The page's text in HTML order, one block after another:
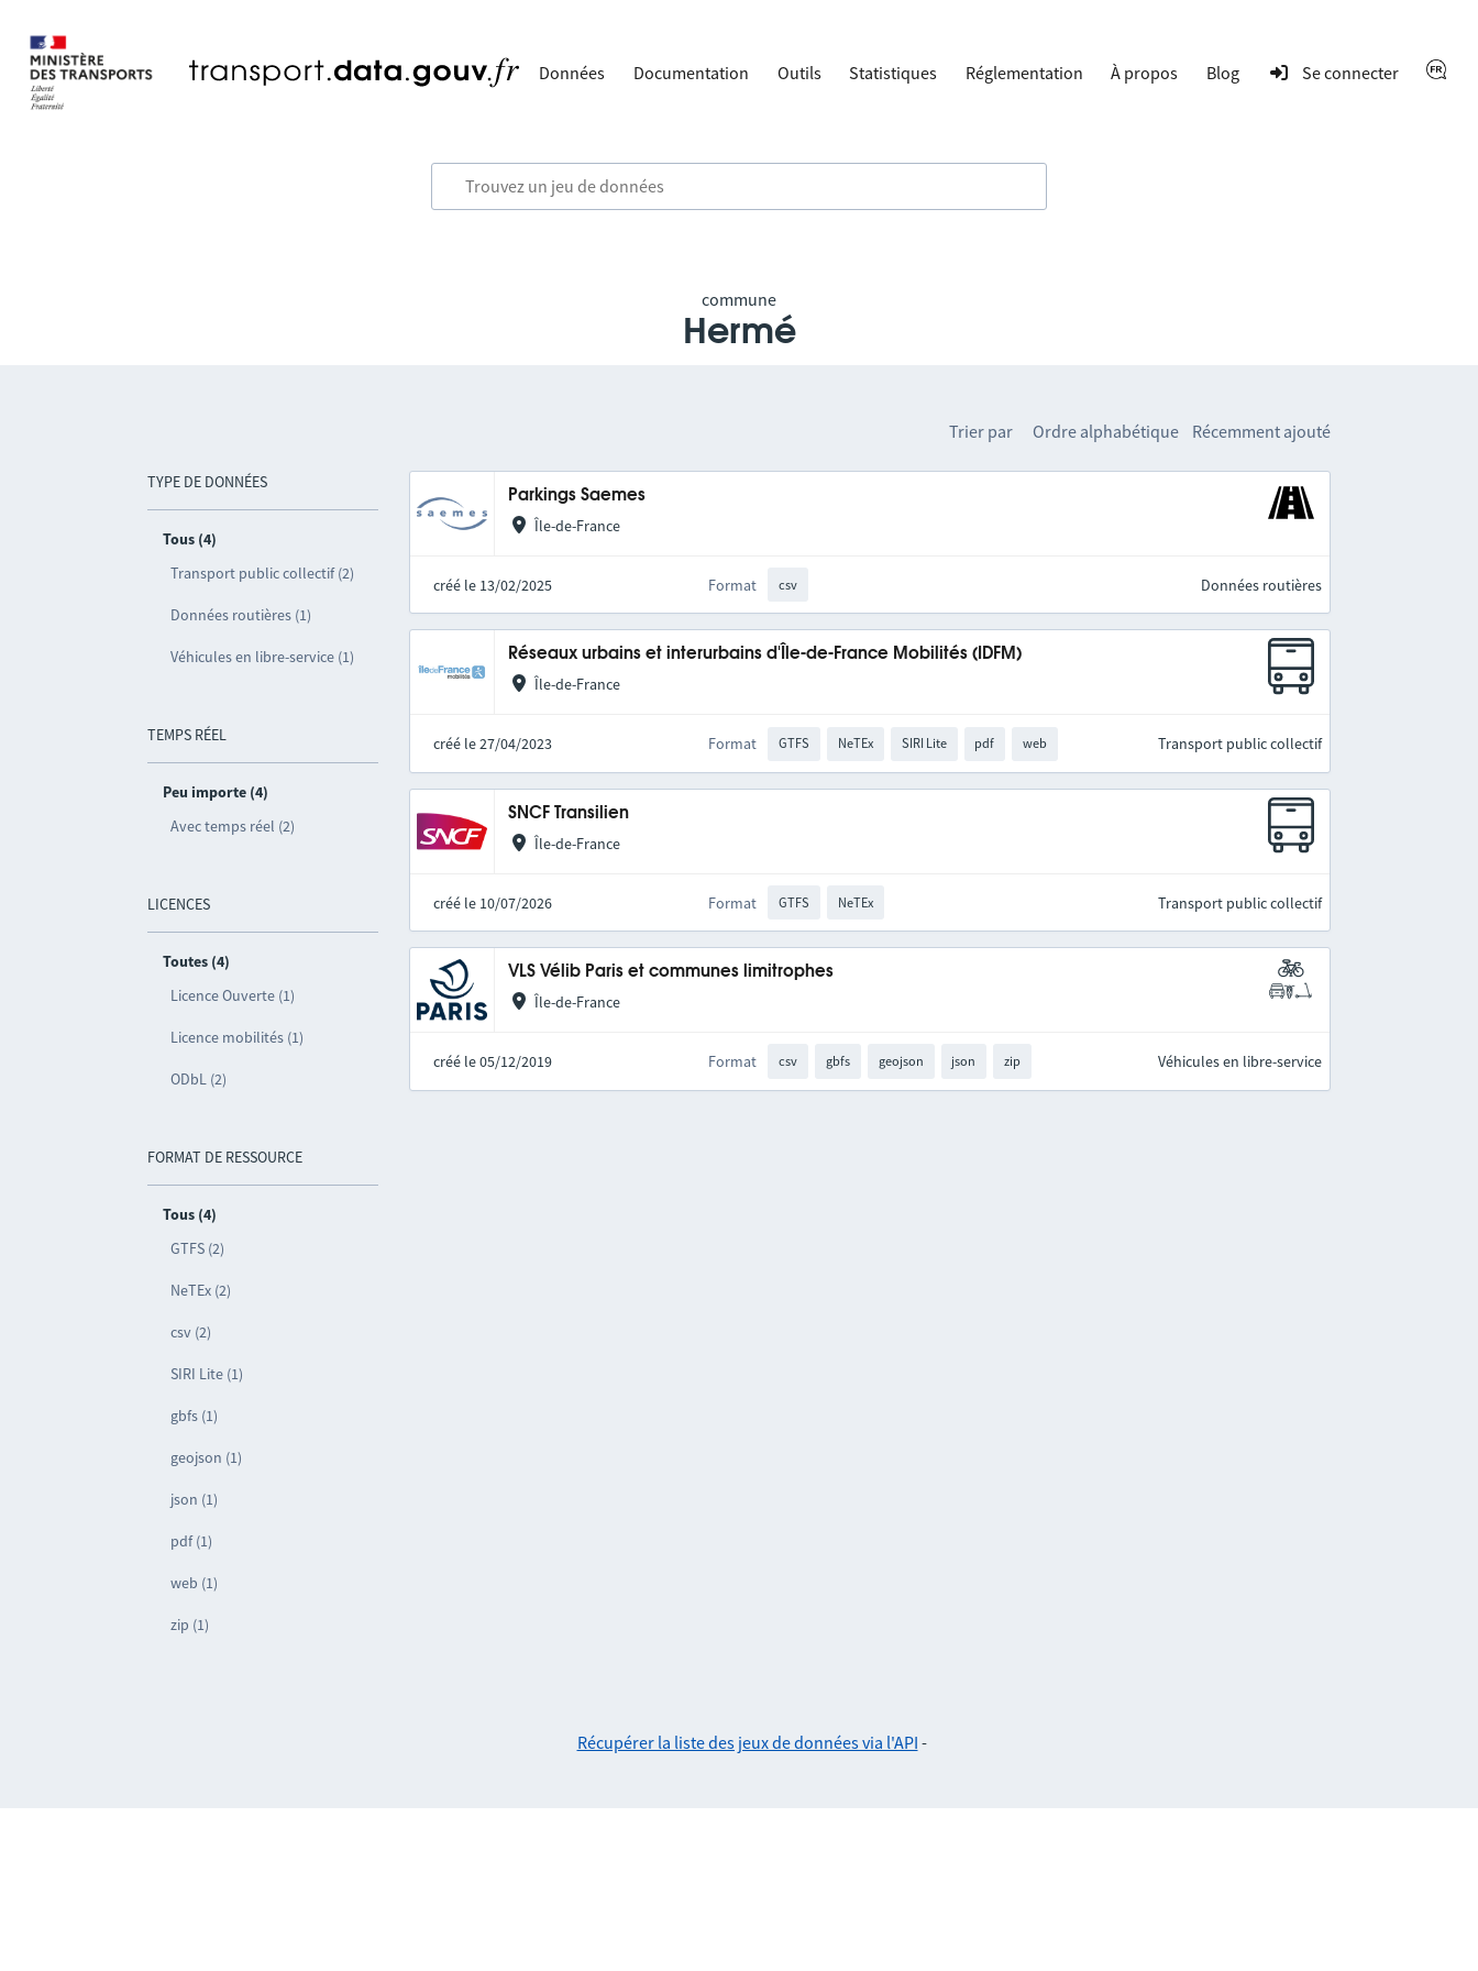
Données Documentation Outils Statistiques Réglementation À propos Blog Se connecter
commune
Hermé
TYPE DE DONNÉES
Tous (4)
Transport public collectif (2)
Données routières (1)
Véhicules en libre-service (1)
TEMPS RÉEL
Peu importe (4)
Avec temps réel (2)
LICENCES
Toutes (4)
Licence Ouverte (1)
Licence mobilités (1)
ODbL (2)
FORMAT DE RESSOURCE
Tous (4)
GTFS (2)
NeTEx (2)
csv (2)
SIRI Lite (1)
gbfs (1)
geojson (1)
json (1)
pdf (1)
web (1)
zip (1)
Trier par Ordre alphabétique Récemment ajouté
Parkings Saemes
Île-de-France
créé le 13/02/2025 Format csv Données routières
Réseaux urbains et interurbains d'Île-de-France Mobilités (IDFM)
Île-de-France
créé le 27/04/2023 Format GTFS NeTEx SIRI Lite pdf web Transport public collectif
SNCF Transilien
Île-de-France
créé le 10/07/2026 Format GTFS NeTEx Transport public collectif
VLS Vélib Paris et communes limitrophes
Île-de-France
créé le 05/12/2019 Format csv gbfs geojson json zip Véhicules en libre-service
Récupérer la liste des jeux de données via l'API -